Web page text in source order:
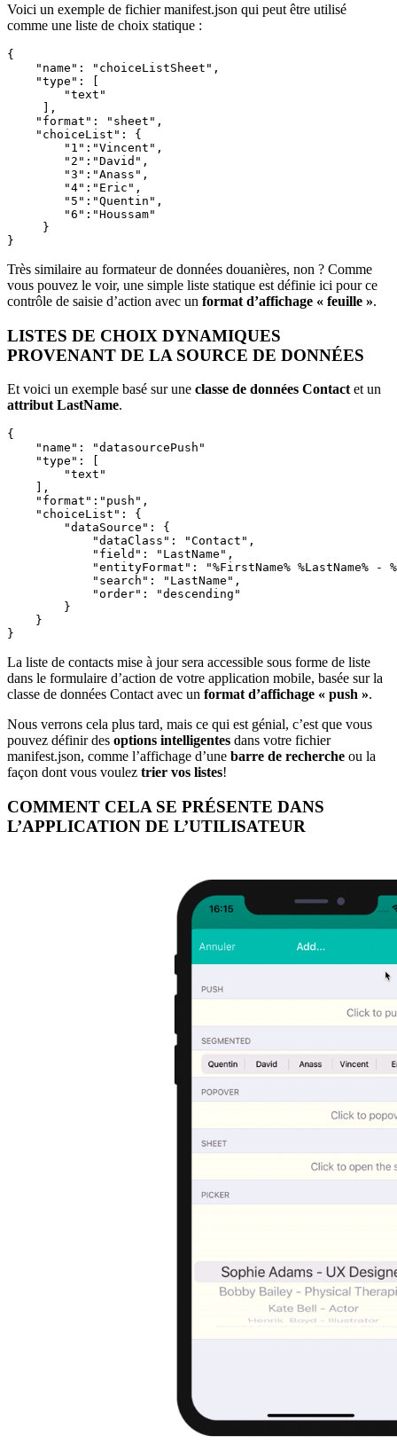
Voici un exemple de fichier manifest.json qui peut être utilisé
comme une liste de choix statique :
{
    "name": "choiceListSheet",
    "type": [
        "text"
     ],
    "format": "sheet",
    "choiceList": {
        "1":"Vincent",
        "2":"David",
        "3":"Anass",
        "4":"Eric",
        "5":"Quentin",
        "6":"Houssam"
     }
}
Très similaire au formateur de données douanières, non ? Comme
vous pouvez le voir, une simple liste statique est définie ici pour ce
contrôle de saisie d’action avec un format d’affichage « feuille ».
LISTES DE CHOIX DYNAMIQUES
PROVENANT DE LA SOURCE DE DONNÉES
Et voici un exemple basé sur une classe de données Contact et un
attribut LastName.
{
    "name": "datasourcePush"
    "type": [
        "text"
    ],
    "format":"push",
    "choiceList": {
        "dataSource": {
            "dataClass": "Contact",
            "field": "LastName",
"entityFormat": "%FirstName% %LastName% -
            "search": "LastName",
            "order": "descending"
        }
    }
}
La liste de contacts mise à jour sera accessible sous forme de liste
dans le formulaire d’action de votre application mobile, basée sur la
classe de données Contact avec un format d’affichage « push ».
Nous verrons cela plus tard, mais ce qui est génial, c’est que vous
pouvez définir des options intelligentes dans votre fichier
manifest.json, comme l’affichage d’une barre de recherche ou la
façon dont vous voulez trier vos listes!
COMMENT CELA SE PRÉSENTE DANS
L’APPLICATION DE L’UTILISATEUR